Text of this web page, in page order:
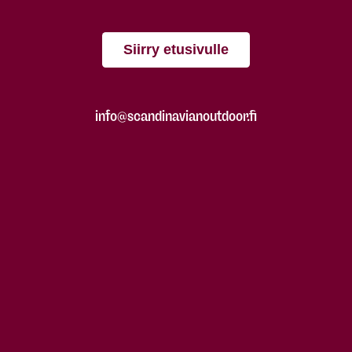
Siirry etusivulle
info@scandinavianoutdoor.fi